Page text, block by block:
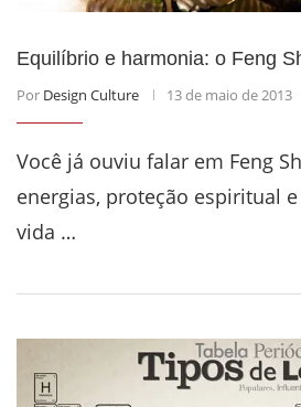
Equilíbrio e harmonia: o Feng
Por Design Culture 13 de maio de 2013
Você já ouviu falar em Feng
energias, proteção espiritual
vida …